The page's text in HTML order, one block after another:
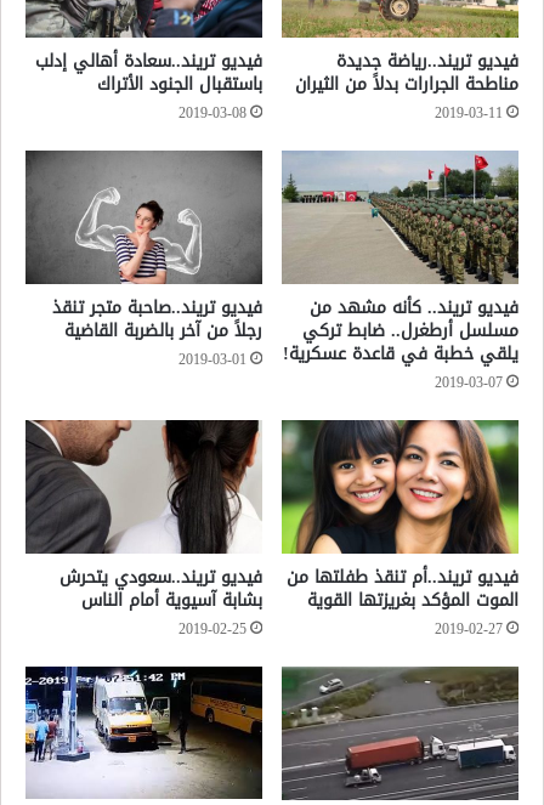
فيديو تريند..رياضة جديدة
مناطحة الجرارات بدلاً من الثيران
2019-03-11
فيديو تريند..سعادة أهالي إدلب
باستقبال الجنود الأتراك
2019-03-08
فيديو تريند.. كأنه مشهد من
مسلسل أرطغرل.. ضابط تركي
يلقي خطبة في قاعدة عسكرية!
2019-03-07
فيديو تريند..صاحبة متجر تنقذ
رجلاً من آخر بالضربة القاضية
2019-03-01
فيديو تريند..أم تنقذ طفلتها من
الموت المؤكد بغريزتها القوية
2019-02-27
فيديو تريند..سعودي يتحرش
بشابة آسيوية أمام الناس
2019-02-25